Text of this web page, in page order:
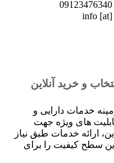
و خرید آنلاین
خدمات دارایی و
های ویژه جهت
ارائه خدمات طبق نیاز
سطح کیفیت را برای